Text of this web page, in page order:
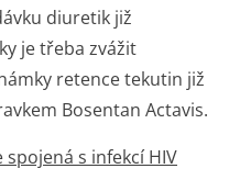
diuretik již
je třeba zvážit
retence tekutin již
Bosentan Actavis.
s infekcí HIV